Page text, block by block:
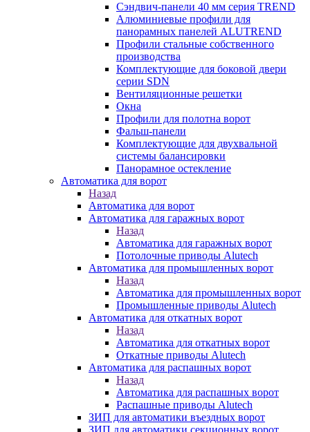
Сэндвич-панели 40 мм серия TREND
Алюминиевые профили для
панорамных панелей ALUTREND
Профили стальные собственного
производства
Комплектующие для боковой двери
серии SDN
Вентиляционные решетки
Окна
Профили для полотна ворот
Фальш-панели
Комплектующие для двухвальной
системы балансировки
Панорамное остекление
Автоматика для ворот
Назад
Автоматика для ворот
Автоматика для гаражных ворот
Назад
Автоматика для гаражных ворот
Потолочные приводы Alutech
Автоматика для промышленных ворот
Назад
Автоматика для промышленных ворот
Промышленные приводы Alutech
Автоматика для откатных ворот
Назад
Автоматика для откатных ворот
Откатные приводы Alutech
Автоматика для распашных ворот
Назад
Автоматика для распашных ворот
Распашные приводы Alutech
ЗИП для автоматики въездных ворот
ЗИП для автоматики секционных ворот